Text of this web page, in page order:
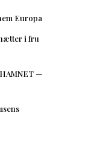
Europa
i fru
—